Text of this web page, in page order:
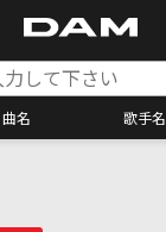
曲名 歌手名